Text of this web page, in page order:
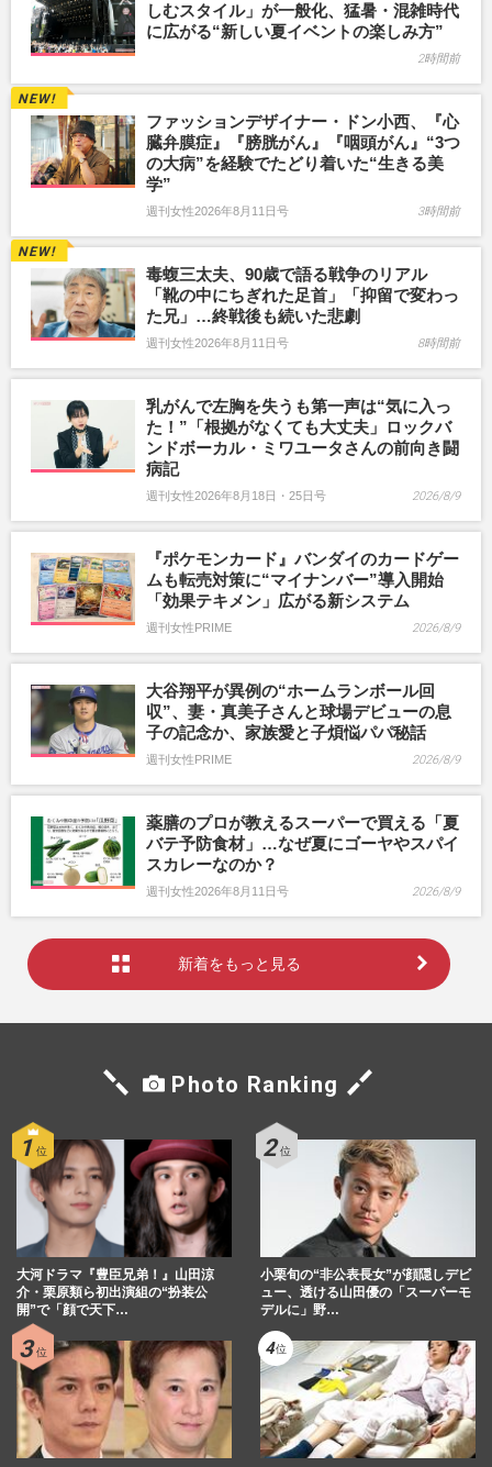
しむスタイル」が一般化、猛暑・混雑時代
に広がる“新しい夏イベントの楽しみ方”
2時間前
ファッションデザイナー・ドン小西、『心
臓弁膜症』『膀胱がん』『咽頭がん』“3つ
の大病”を経験でたどり着いた“生きる美
学”
週刊女性2026年8月11日号 3時間前
毒蝮三太夫、90歳で語る戦争のリアル
「靴の中にちぎれた足首」「抑留で変わっ
た兄」…終戦後も続いた悲劇
週刊女性2026年8月11日号 8時間前
乳がんで左胸を失うも第一声は“気に入っ
た！”「根拠がなくても大丈夫」ロックバ
ンドボーカル・ミワユータさんの前向き闘
病記
週刊女性2026年8月18日・25日号 2026/8/9
『ポケモンカード』バンダイのカードゲー
ムも転売対策に“マイナンバー”導入開始
「効果テキメン」広がる新システム
週刊女性PRIME 2026/8/9
大谷翔平が異例の“ホームランボール回
収”、妻・真美子さんと球場デビューの息
子の記念か、家族愛と子煩悩パパ秘話
週刊女性PRIME 2026/8/9
薬膳のプロが教えるスーパーで買える「夏
バテ予防食材」…なぜ夏にゴーヤやスパイ
スカレーなのか？
週刊女性2026年8月11日号 2026/8/9
新着をもっと見る
Photo Ranking
大河ドラマ『豊臣兄弟！』山田涼
介・栗原類ら初出演組の“扮装公
開”で「顔で天下…
小栗旬の“非公表長女”が顔隠しデビ
ュー、透ける山田優の「スーパーモ
デルに」野…